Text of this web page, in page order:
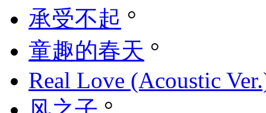
承受不起 °
童趣的春天 °
Real Love (Acoustic